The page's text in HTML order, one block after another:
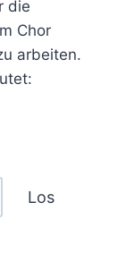
die
Chor
arbeiten.
Los